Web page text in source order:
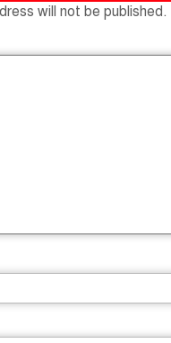
will not be published.